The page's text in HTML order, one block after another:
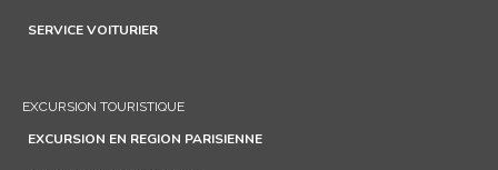
SERVICE VOITURIER
EXCURSION TOURISTIQUE
EXCURSION EN REGION PARISIENNE